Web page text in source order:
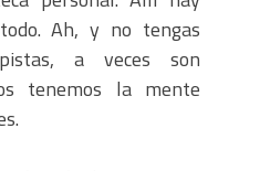
Ah, y no tengas
a veces son
tenemos la mente